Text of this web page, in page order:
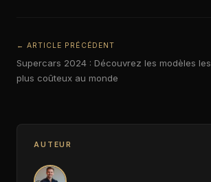
← ARTICLE PRÉCÉDENT
Supercars 2024 : Découvrez les modèles les
plus coûteux au monde
AUTEUR